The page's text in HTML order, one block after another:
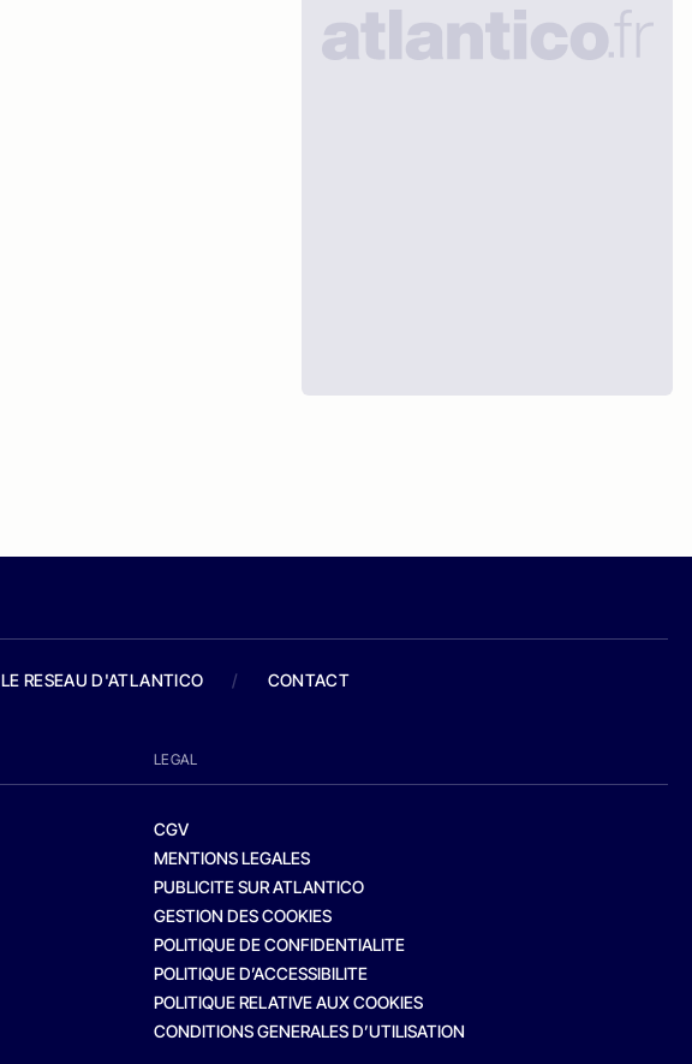
LE RESEAU D'ATLANTICO / CONTACT
LEGAL
CGV
MENTIONS LEGALES
PUBLICITE SUR ATLANTICO
GESTION DES COOKIES
POLITIQUE DE CONFIDENTIALITE
POLITIQUE D’ACCESSIBILITE
POLITIQUE RELATIVE AUX COOKIES
CONDITIONS GENERALES D’UTILISATION